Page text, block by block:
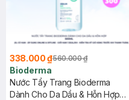
338.000 ₫560.000 ₫
Bioderma
Nước Tẩy Trang Bioderma
Dành Cho Da Dầu & Hỗn Hợp